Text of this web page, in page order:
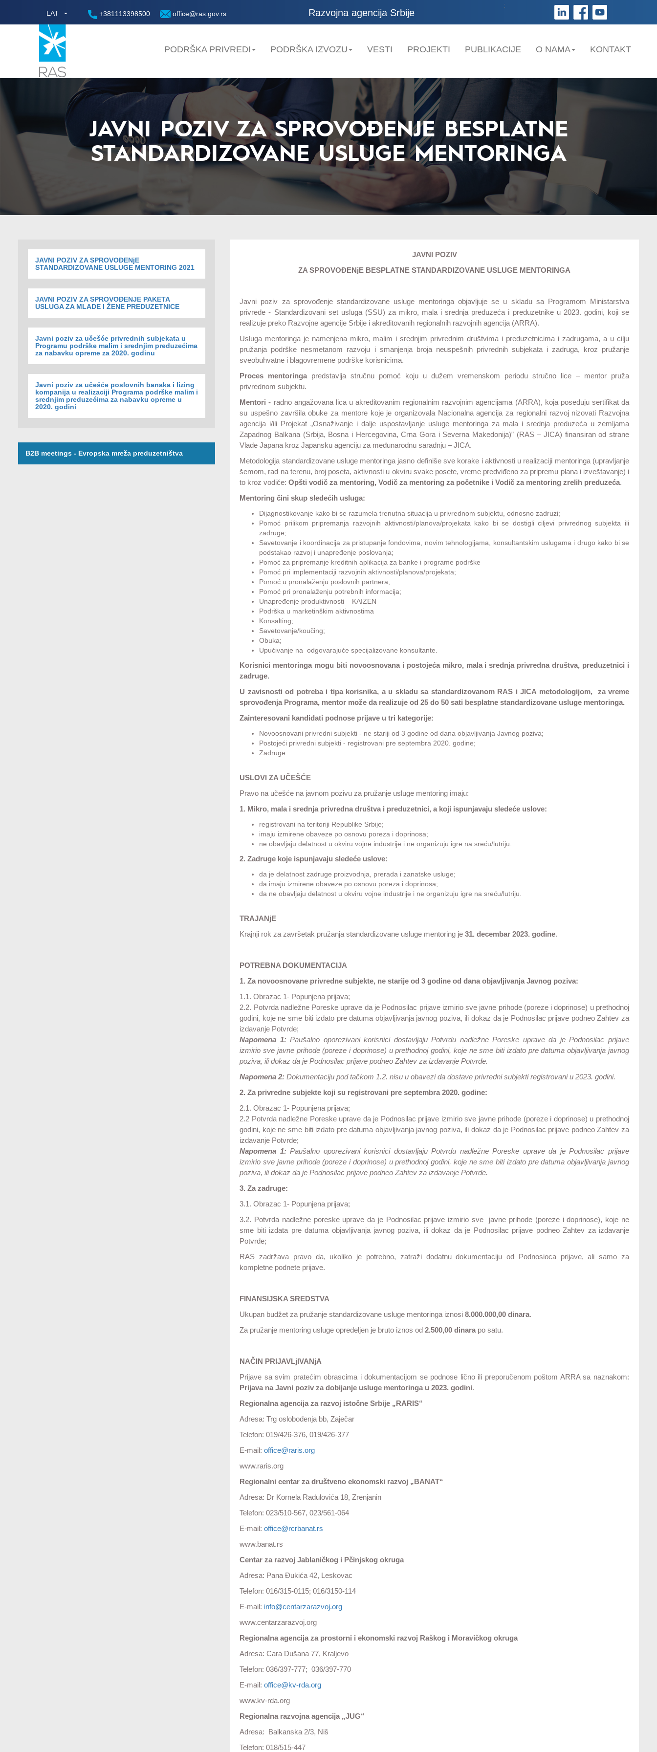
LAT +381113398500 office@ras.gov.rs Razvojna agencija Srbije
;
PODRŠKA PRIVREDI PODRŠKA IZVOZU VESTI PROJEKTI PUBLIKACIJE O NAMA KONTAKT
JAVNI POZIV ZA SPROVOĐENJE BESPLATNE
STANDARDIZOVANE USLUGE MENTORINGA
JAVNI POZIV ZA SPROVOĐENjE
STANDARDIZOVANE USLUGE MENTORING 2021
JAVNI POZIV ZA SPROVOĐENJE PAKETA
USLUGA ZA MLADE I ŽENE PREDUZETNICE
Javni poziv za učešće privrednih subjekata u
Programu podrške malim i srednjim preduzećima
za nabavku opreme za 2020. godinu
Javni poziv za učešće poslovnih banaka i lizing
kompanija u realizaciji Programa podrške malim i
srednjim preduzećima za nabavku opreme u
2020. godini
B2B meetings - Evropska mreža preduzetništva
JAVNI POZIV
ZA SPROVOĐENjE BESPLATNE STANDARDIZOVANE USLUGE MENTORINGA
Javni poziv za sprovođenje standardizovane usluge mentoringa objavljuje se u skladu sa Programom Ministarstva
privrede - Standardizovani set usluga (SSU) za mikro, mala i srednja preduzeća i preduzetnike u 2023. godini, koji se
realizuje preko Razvojne agencije Srbije i akreditovanih regionalnih razvojnih agencija (ARRA).
Usluga mentoringa je namenjena mikro, malim i srednjim privrednim društvima i preduzetnicima i zadrugama, a u cilju
pružanja podrške nesmetanom razvoju i smanjenja broja neuspešnih privrednih subjekata i zadruga, kroz pružanje
sveobuhvatne i blagovremene podrške korisnicima.
Proces mentoringa predstavlja stručnu pomoć koju u dužem vremenskom periodu stručno lice – mentor pruža
privrednom subjektu.
Mentori - radno angažovana lica u akreditovanim regionalnim razvojnim agencijama (ARRA), koja poseduju sertifikat da
su uspešno završila obuke za mentore koje je organizovala Nacionalna agencija za regionalni razvoj nizovati Razvojna
agencija i/ili Projekat „Osnaživanje i dalje uspostavljanje usluge mentoringa za mala i srednja preduzeća u zemljama
Zapadnog Balkana (Srbija, Bosna i Hercegovina, Crna Gora i Severna Makedonija)” (RAS – JICA) finansiran od strane
Vlade Japana kroz Japansku agenciju za međunarodnu saradnju – JICA.
Metodologija standardizovane usluge mentoringa jasno definiše sve korake i aktivnosti u realizaciji mentoringa (upravljanje
šemom, rad na terenu, broj poseta, aktivnosti u okviru svake posete, vreme predviđeno za pripremu plana i izveštavanje) i
to kroz vodiče:Opšti vodič za mentoring, Vodič za mentoring za početnike i Vodič za mentoring zrelih preduzeća.
Mentoring čini skup sledećih usluga:
Dijagnostikovanje kako bi se razumela trenutna situacija u privrednom subjektu, odnosno zadruzi;
Pomoć prilikom pripremanja razvojnih aktivnosti/planova/projekata kako bi se dostigli ciljevi privrednog subjekta ili
zadruge;
Savetovanje i koordinacija za pristupanje fondovima, novim tehnologijama, konsultantskim uslugama i drugo kako bi se
podstakao razvoj i unapređenje poslovanja;
Pomoć za pripremanje kreditnih aplikacija za banke i programe podrške
Pomoć pri implementaciji razvojnih aktivnosti/planova/projekata;
Pomoć u pronalaženju poslovnih partnera;
Pomoć pri pronalaženju potrebnih informacija;
Unapređenje produktivnosti – KAIZEN
Podrška u marketinškim aktivnostima
Konsalting;
Savetovanje/koučing;
Obuka;
Upućivanje na odgovarajuće specijalizovane konsultante.
Korisnici mentoringa mogu biti novoosnovana i postojeća mikro, mala i srednja privredna društva, preduzetnici i
zadruge.
U zavisnosti od potreba i tipa korisnika, a u skladu sa standardizovanom RAS i JICA metodologijom, za vreme
sprovođenja Programa, mentor može da realizuje od 25 do 50 sati besplatne standardizovane usluge mentoringa.
Zainteresovani kandidati podnose prijave u tri kategorije:
Novoosnovani privredni subjekti - ne stariji od 3 godine od dana objavljivanja Javnog poziva;
Postojeći privredni subjekti - registrovani pre septembra 2020. godine;
Zadruge.
USLOVI ZA UČEŠĆE
Pravo na učešće na javnom pozivu za pružanje usluge mentoring imaju:
1. Mikro, mala i srednja privredna društva i preduzetnici, a koji ispunjavaju sledeće uslove:
registrovani na teritoriji Republike Srbije;
imaju izmirene obaveze po osnovu poreza i doprinosa;
ne obavljaju delatnost u okviru vojne industrije i ne organizuju igre na sreću/lutriju.
2. Zadruge koje ispunjavaju sledeće uslove:
da je delatnost zadruge proizvodnja, prerada i zanatske usluge;
da imaju izmirene obaveze po osnovu poreza i doprinosa;
da ne obavljaju delatnost u okviru vojne industrije i ne organizuju igre na sreću/lutriju.
TRAJANjE
Krajnji rok za završetak pružanja standardizovane usluge mentoring je31. decembar 2023. godine.
POTREBNA DOKUMENTACIJA
1. Za novoosnovane privredne subjekte, ne starije od 3 godine od dana objavljivanja Javnog poziva:
1.1. Obrazac 1- Popunjena prijava;
2.2. Potvrda nadležne Poreske uprave da je Podnosilac prijave izmirio sve javne prihode (poreze i doprinose) u prethodnoj
godini, koje ne sme biti izdato pre datuma objavljivanja javnog poziva, ili dokaz da je Podnosilac prijave podneo Zahtev za
izdavanje Potvrde;
Napomena 1:Paušalno oporezivani korisnici dostavljaju Potvrdu nadležne Poreske uprave da je Podnosilac prijave
izmirio sve javne prihode (poreze i doprinose) u prethodnoj godini, koje ne sme biti izdato pre datuma objavljivanja javnog
poziva, ili dokaz da je Podnosilac prijave podneo Zahtev za izdavanje Potvrde.
Napomena 2:Dokumentaciju pod tačkom 1.2. nisu u obavezi da dostave privredni subjekti registrovani u 2023. godini.
2. Za privredne subjekte koji su registrovani pre septembra 2020. godine:
2.1. Obrazac 1- Popunjena prijava;
2.2 Potvrda nadležne Poreske uprave da je Podnosilac prijave izmirio sve javne prihode (poreze i doprinose) u prethodnoj
godini, koje ne sme biti izdato pre datuma objavljivanja javnog poziva, ili dokaz da je Podnosilac prijave podneo Zahtev za
izdavanje Potvrde;
Napomena 1:Paušalno oporezivani korisnici dostavljaju Potvrdu nadležne Poreske uprave da je Podnosilac prijave
izmirio sve javne prihode (poreze i doprinose) u prethodnoj godini, koje ne sme biti izdato pre datuma objavljivanja javnog
poziva, ili dokaz da je Podnosilac prijave podneo Zahtev za izdavanje Potvrde.
3. Za zadruge:
3.1. Obrazac 1- Popunjena prijava;
3.2. Potvrda nadležne poreske uprave da je Podnosilac prijave izmirio sve javne prihode (poreze i doprinose), koje ne
sme biti izdata pre datuma objavljivanja javnog poziva, ili dokaz da je Podnosilac prijave podneo Zahtev za izdavanje
Potvrde;
RAS zadržava pravo da, ukoliko je potrebno, zatraži dodatnu dokumentaciju od Podnosioca prijave, ali samo za
kompletne podnete prijave.
FINANSIJSKA SREDSTVA
Ukupan budžet za pružanje standardizovane usluge mentoringa iznosi8.000.000,00 dinara.
Za pružanje mentoring usluge opredeljen je bruto iznos od2.500,00 dinara po satu.
NAČIN PRIJAVLjIVANjA
Prijave sa svim pratećim obrascima i dokumentacijom se podnose lično ili preporučenom poštom ARRA sa naznakom:
Prijava na Javni poziv za dobijanje usluge mentoringa u 2023. godini.
Regionalna agencija za razvoj istočne Srbije „RARIS“
Adresa: Trg oslobođenja bb, Zaječar
Telefon: 019/426-376, 019/426-377
E-mail:office@raris.org
www.raris.org
Regionalni centar za društveno ekonomski razvoj „BANAT“
Adresa: Dr Kornela Radulovića 18, Zrenjanin
Telefon: 023/510-567, 023/561-064
E-mail:office@rcrbanat.rs
www.banat.rs
Centar za razvoj Jablaničkog i Pčinjskog okruga
Adresa: Pana Đukića 42, Leskovac
Telefon: 016/315-0115; 016/3150-114
E-mail: info@centarzarazvoj.org
www.centarzarazvoj.org
Regionalna agencija za prostorni i ekonomski razvoj Raškog i Moravičkog okruga
Adresa: Cara Dušana 77, Kraljevo
Telefon: 036/397-777; 036/397-770
E-mail:office@kv-rda.org
www.kv-rda.org
Regionalna razvojna agencija „JUG“
Adresa: Balkanska 2/3, Niš
Telefon: 018/515-447